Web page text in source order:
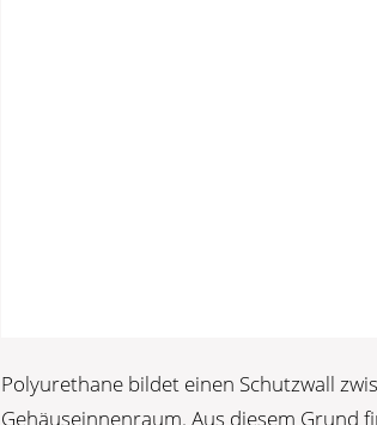
Polyurethane bildet einen Schutzwall
Gehäuseinnenraum. Aus diesem Grund